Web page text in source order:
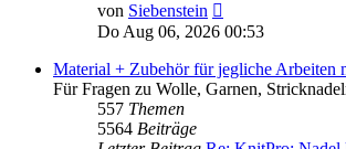
von Siebenstein
Beitrag
Do Aug 06, 2026 00:53
Material + Zubehör für jegliche Arbeiten
Für Fragen zu Wolle, Garnen,
557 Themen
5564 Beiträge